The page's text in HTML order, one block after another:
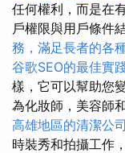
任何權利，而是在
戶權限與用戶條件
務，滿足長者的各
谷歌SEO的最佳實
樣，它可以幫助您
為化妝師，美容師
高雄地區的清潔公
時裝秀和拍攝工作